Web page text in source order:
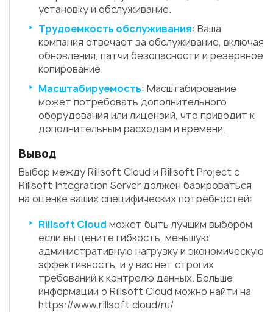
установку и обслуживание.
Трудоемкость обслуживания: Ваша
компания отвечает за обслуживание, включая
обновления, патчи безопасности и резервное
копирование.
Масштабируемость: Масштабирование
может потребовать дополнительного
оборудования или лицензий, что приводит к
дополнительным расходам и времени.
Вывод
Выбор между Rillsoft Cloud и Rillsoft Project с
Rillsoft Integration Server должен базироваться
на оценке ваших специфических потребностей:
Rillsoft Cloud может быть лучшим выбором,
если вы цените гибкость, меньшую
административную нагрузку и экономическую
эффективность, и у вас нет строгих
требований к контролю данных. Больше
информации о Rillsoft Cloud можно найти на
https://www.rillsoft.cloud/ru/